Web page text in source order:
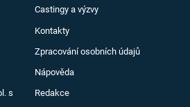
Castingy a výzvy
Kontakty
Zpracování osobních údajů
Nápověda
s
Redakce